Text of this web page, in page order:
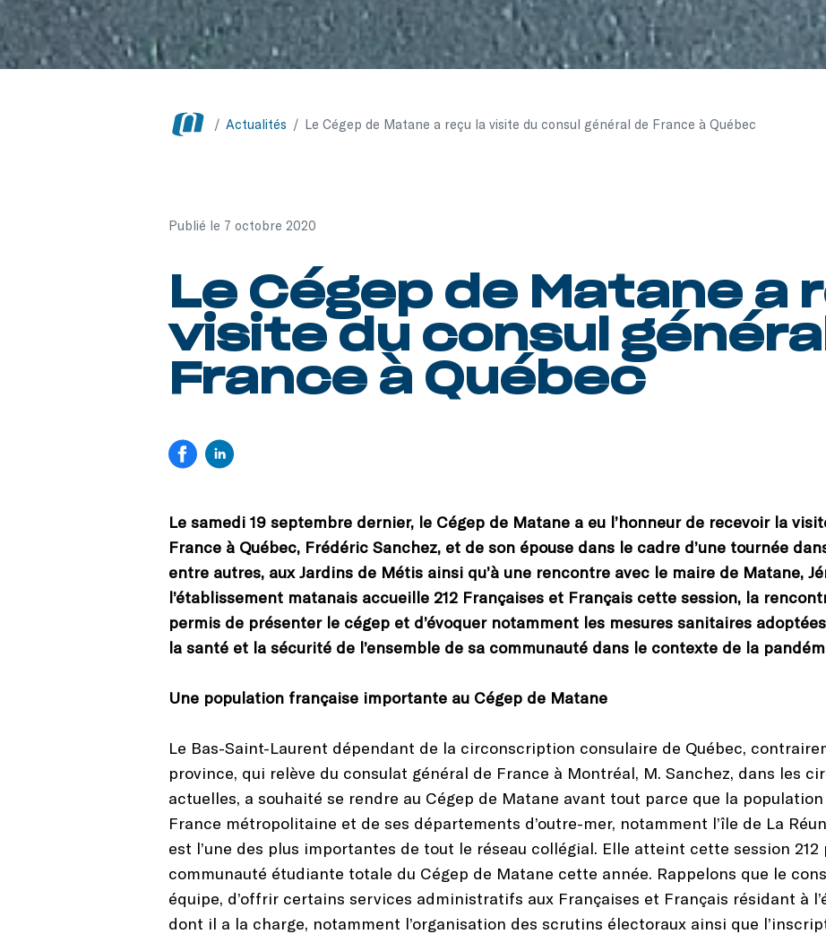
/ Actualités / Le Cégep de Matane a reçu la visite du consul général de France à Québec
Publié le 7 octobre 2020
Le Cégep de Matane a
visite du consul
France à Québec
Le samedi 19 septembre dernier, le Cégep de Matane a eu l’honneur de recevoir la
France à Québec, Frédéric Sanchez, et de son épouse dans le cadre d’une tournée
entre autres, aux Jardins de Métis ainsi qu’à une rencontre avec le maire de Matane,
l’établissement matanais accueille 212 Françaises et Français cette session, la
permis de présenter le cégep et d’évoquer notamment les mesures sanitaires
la santé et la sécurité de l’ensemble de sa communauté dans le contexte de la
Une population française importante au Cégep de Matane
Le Bas-Saint-Laurent dépendant de la circonscription consulaire de Québec,
province, qui relève du consulat général de France à Montréal, M. Sanchez, dans les
actuelles, a souhaité se rendre au Cégep de Matane avant tout parce que la
France métropolitaine et de ses départements d’outre-mer, notamment l’île de La
est l’une des plus importantes de tout le réseau collégial. Elle atteint cette session 212
communauté étudiante totale du Cégep de Matane cette année. Rappelons que le
équipe, d’offrir certains services administratifs aux Françaises et Français résidant à
dont il a la charge, notamment l’organisation des scrutins électoraux ainsi que